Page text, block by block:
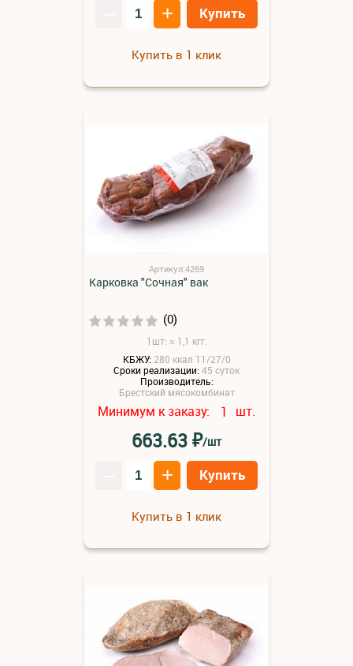
+ Купить
Купить в 1 клик
Артикул:4269
Карковка "Сочная" вак
(0)
1шт: ≈ 1,1 кгг.
КБЖУ: 280 ккал 11/27/0
Сроки реализации:45 суток
Производитель:
Брестский мясокомбинат
Минимум к заказу: 1 шт.
663.63₽/шт
+ Купить
Купить в 1 клик